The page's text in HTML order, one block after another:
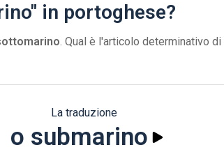
in portoghese?
. Qual è l'articolo determinativo di
La traduzione
o submarino